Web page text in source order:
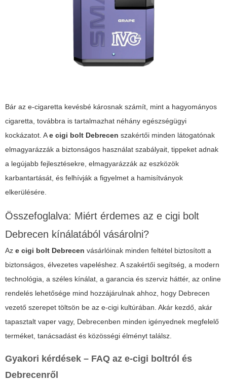
Bár az e-cigaretta kevésbé károsnak számít, mint a hagyományos
cigaretta, továbbra is tartalmazhat néhány egészségügyi
kockázatot. Ae cigi bolt Debrecen szakértői minden látogatónak
elmagyarázzák a biztonságos használat szabályait, tippeket adnak
a legújabb fejlesztésekre, elmagyarázzák az eszközök
karbantartását, és felhívják a figyelmet a hamisítványok
elkerülésére.
Összefoglalva: Miért érdemes az e cigi bolt
Debrecen kínálatából vásárolni?
Az e cigi bolt Debrecen vásárlóinak minden feltétel biztosított a
biztonságos, élvezetes vapeléshez. A szakértői segítség, a modern
technológia, a széles kínálat, a garancia és szerviz háttér, az online
rendelés lehetősége mind hozzájárulnak ahhoz, hogy Debrecen
vezető szerepet töltsön be az e-cigi kultúrában. Akár kezdő, akár
tapasztalt vaper vagy, Debrecenben minden igényednek megfelelő
terméket, tanácsadást és közösségi élményt találsz.
Gyakori kérdések – FAQ az e-cigi boltról és
Debrecenről